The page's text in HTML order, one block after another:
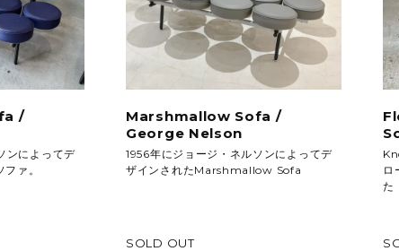
/
ンによってデ
ァ。
Marshmallow Sofa /
George Nelson
1956年にジョージ・ネルソンによってデ
ザインされたMarshmallow Sofa
SOLD OUT
ロ
た